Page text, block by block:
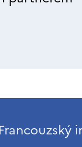
Francouzský